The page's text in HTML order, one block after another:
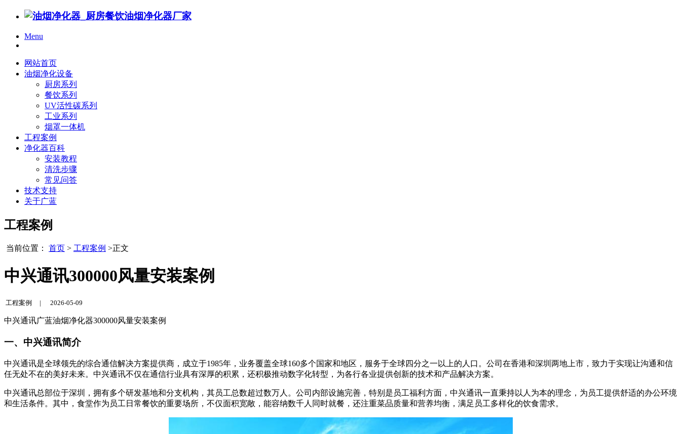
Menu
网站首页
油烟净化设备
厨房系列
餐饮系列
UV活性碳系列
工业系列
烟罩一体机
工程案例
净化器百科
安装教程
清洗步骤
常见问答
技术支持
关于广蓝
工程案例
当前位置： 首页 > 工程案例 >正文
中兴通讯300000风量安装案例
工程案例 | 2026-05-09
中兴通讯广蓝油烟净化器300000风量安装案例
一、中兴通讯简介
中兴通讯是全球领先的综合通信解决方案提供商，成立于1985年，业务覆盖全球160多个国家和地区，服务于全球四分之一以上的人口。公司在香港和深圳两地上市，致力于实现让沟通和信
任无处不在的美好未来。中兴通讯不仅在通信行业具有深厚的积累，还积极推动数字化转型，为各行各业提供创新的技术和产品解决方案。
中兴通讯总部位于深圳，拥有多个研发基地和分支机构，其员工总数超过数万人。公司内部设施完善，特别是员工福利方面，中兴通讯一直秉持以人为本的理念，为员工提供舒适的办公环境
和生活条件。其中，食堂作为员工日常餐饮的重要场所，不仅面积宽敞，能容纳数千人同时就餐，还注重菜品质量和营养均衡，满足员工多样化的饮食需求。